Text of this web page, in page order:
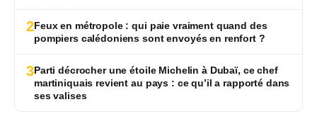
2Feux en métropole : qui paie vraiment quand des
pompiers calédoniens sont envoyés en renfort ?
3Parti décrocher une étoile Michelin à Dubaï, ce chef
martiniquais revient au pays : ce qu’il a rapporté dans
ses valises